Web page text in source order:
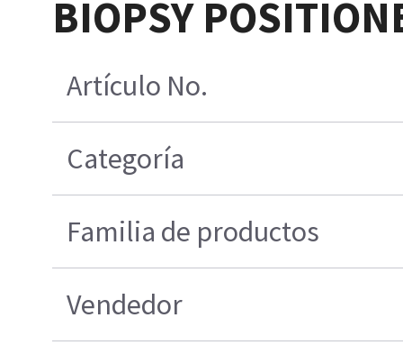
BIOPSY
Artículo No.
Categoría
Familia de productos
Vendedor